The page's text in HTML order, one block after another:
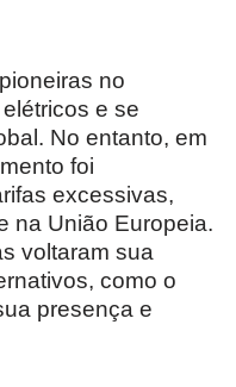
no
e se
No entanto, em
foi
excessivas,
na União Europeia.
voltaram sua
como o
presença e